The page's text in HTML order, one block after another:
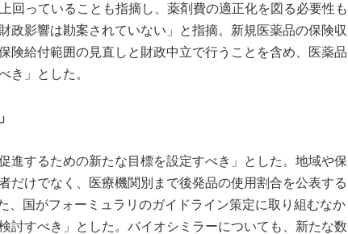
回っていることも指摘し、薬剤費の適正化を図る必要性も
政影響は勘案されていない」と指摘。新規医薬品の保険収
険給付範囲の見直しと財政中立で行うことを含め、医薬品
き」とした。
進するための新たな目標を設定すべき」とした。地域や保
だけでなく、医療機関別まで後発品の使用割合を公表する
、国がフォーミュラリのガイドライン策定に取り組むなか
討すべき」とした。バイオシミラーについても、新たな数